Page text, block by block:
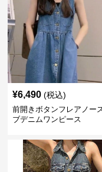
¥6,490 (税込)
前開きボタンフレアノー
ブデニムワンピース